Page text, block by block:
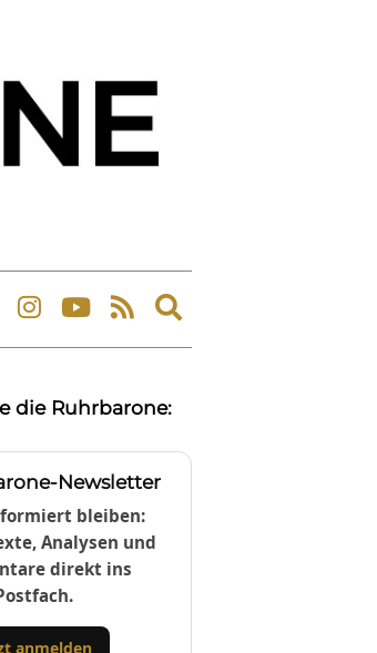
Expand
search
die Ruhrbarone:
Newsletter
bleiben:
Analysen und
direkt ins
anmelden